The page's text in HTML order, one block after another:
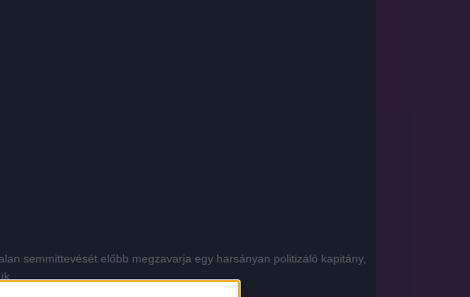
semmittevését előbb megzavarja egy harsányan politizáló kapitány,